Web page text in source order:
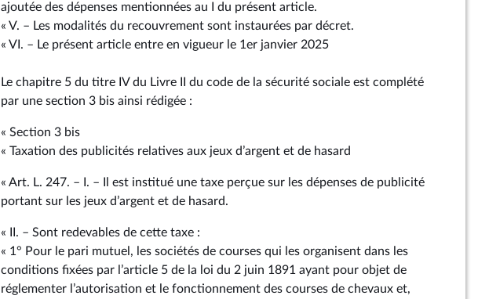
ajoutée des dépenses mentionnées au I du présent article.
« V. – Les modalités du recouvrement sont instaurées par décret.
« VI. – Le présent article entre en vigueur le 1er janvier 2025
Le chapitre 5 du titre IV du Livre II du code de la sécurité sociale est complété
par une section 3 bis ainsi rédigée :
« Section 3 bis
« Taxation des publicités relatives aux jeux d’argent et de hasard
« Art. L. 247. – I. – Il est institué une taxe perçue sur les dépenses de publicité
portant sur les jeux d’argent et de hasard.
« II. – Sont redevables de cette taxe :
« 1° Pour le pari mutuel, les sociétés de courses qui les organisent dans les
conditions fixées par l’article 5 de la loi du 2 juin 1891 ayant pour objet de
réglementer l’autorisation et le fonctionnement des courses de chevaux et,